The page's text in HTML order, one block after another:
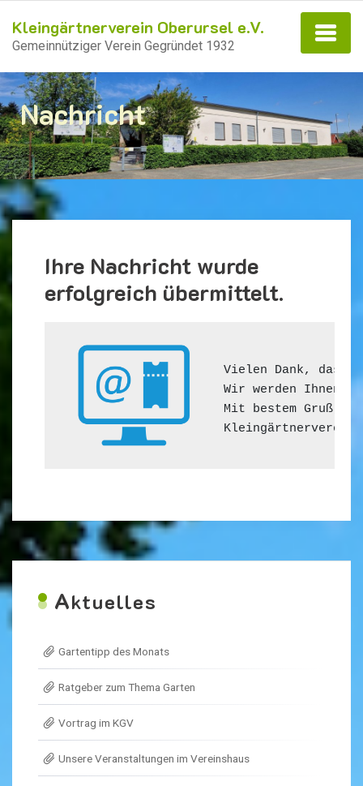
Kleingärtnerverein Oberursel e.V.
Gemeinnütziger Verein Gegründet 1932
Nachricht
Ihre Nachricht wurde
erfolgreich übermittelt.
Vielen Dank, dass
Wir werden Ihnen
Mit bestem Gruß,
Kleingärtnerverein
Aktuelles
Gartentipp des Monats
Ratgeber zum Thema Garten
Vortrag im KGV
Unsere Veranstaltungen im Vereinshaus